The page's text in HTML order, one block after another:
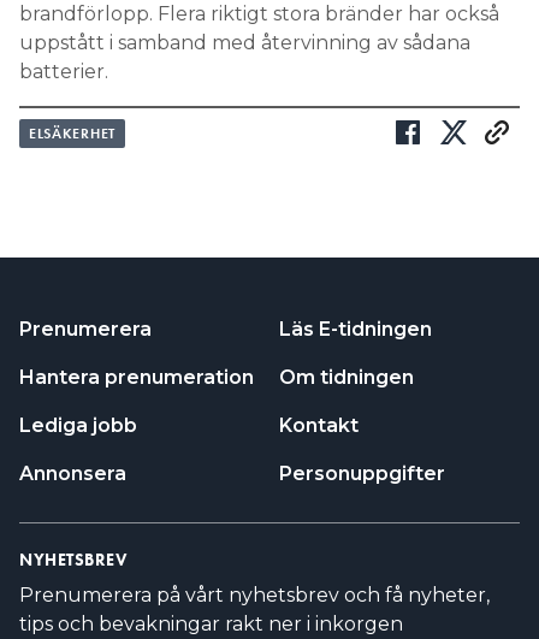
brandförlopp. Flera riktigt stora bränder har också
uppstått i samband med återvinning av sådana
batterier.
ELSÄKERHET
Prenumerera
Hantera prenumeration
Lediga jobb
Annonsera
Läs E-tidningen
Om tidningen
Kontakt
Personuppgifter
NYHETSBREV
Prenumerera på vårt nyhetsbrev och få nyheter,
tips och bevakningar rakt ner i inkorgen